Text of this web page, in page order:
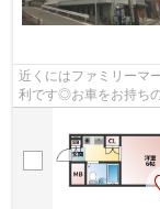
近くにはファミリーマ
利です◎お車をお持ち
す◎駐車場は物件から